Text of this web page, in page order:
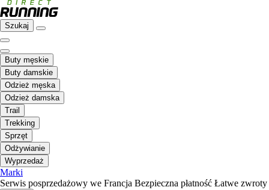
Szukaj
Buty męskie
Buty damskie
Odzież męska
Odzież damska
Trail
Trekking
Sprzęt
Odżywianie
Wyprzedaż
Marki
Serwis posprzedażowy we Francja Bezpieczna płatność Łatwe zwroty